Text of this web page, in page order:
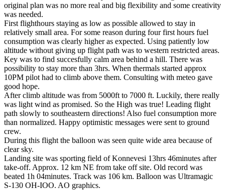
original plan was no more real and big flexibility and some creativity
was needed.
First flighthours staying as low as possible allowed to stay in
relatively small area. For some reason during four first hours fuel
consumption was clearly higher as expected. Using patiently low
altitude without giving up flight path was to western restricted areas.
Key was to find succesfully calm area behind a hill. There was
possibility to stay more than 3hrs. When thermals started approx
10PM pilot had to climb above them. Consulting with meteo gave
good hope.
After climb altitude was from 5000ft to 7000 ft. Luckily, there really
was light wind as promised. So the High was true! Leading flight
path slowly to southeastern directions! Also fuel consumption more
than normalized. Happy optimistic messages were sent to ground
crew.
During this flight the balloon was seen quite wide area because of
clear sky.
Landing site was sporting field of Konnevesi 13hrs 46minutes after
take-off. Approx. 12 km NE from take off site. Old record was
beated 1h 04minutes. Track was 106 km. Balloon was Ultramagic
S-130 OH-IOO. AO graphics.